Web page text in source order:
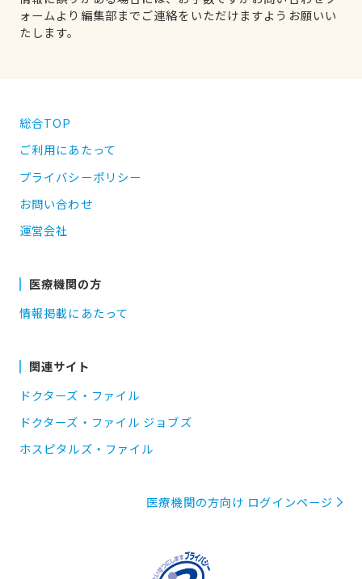
ォームより編集部までご連絡をいただけますようお願いい
たします。
総合TOP
ご利用にあたって
プライバシーポリシー
お問い合わせ
運営会社
医療機関の方
情報掲載にあたって
関連サイト
ドクターズ・ファイル
ドクターズ・ファイル ジョブズ
ホスピタルズ・ファイル
医療機関の方向け ログインページ